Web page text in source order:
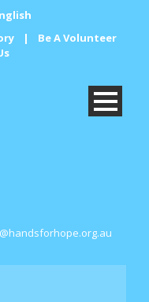
|
Be A Volunteer